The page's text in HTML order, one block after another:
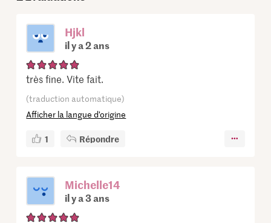
Hjkl
il y a 2 ans
très fine. Vite fait.
(traduction automatique)
Afficher la langue d’origine
1 Répondre
Michelle14
il y a 3 ans